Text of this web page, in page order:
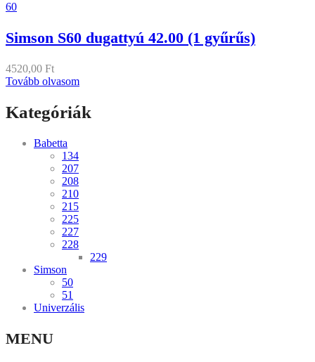
60
Simson S60 dugattyú 42.00 (1 gyűrűs)
4520,00 Ft
Tovább olvasom
Kategóriák
Babetta
134
207
208
210
215
225
227
228
229
Simson
50
51
Univerzális
MENU